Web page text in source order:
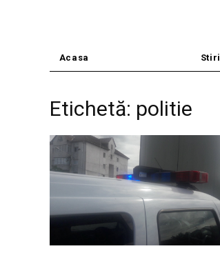
Acasa Stiri
Etichetă: politie